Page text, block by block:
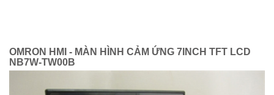
OMRON HMI - MÀN HÌNH CẢM ỨNG 7INCH TFT LCD
NB7W-TW00B